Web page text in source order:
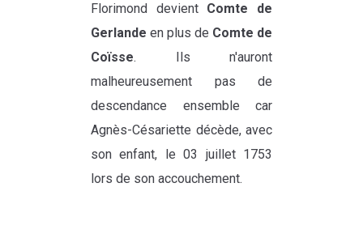
Florimond devient Comte de
Gerlande en plus de Comte de
Coïsse. Ils n'auront
malheureusement pas de
descendance ensemble car
Agnès-Césariette décède, avec
son enfant, le 03 juillet 1753
lors de son accouchement.